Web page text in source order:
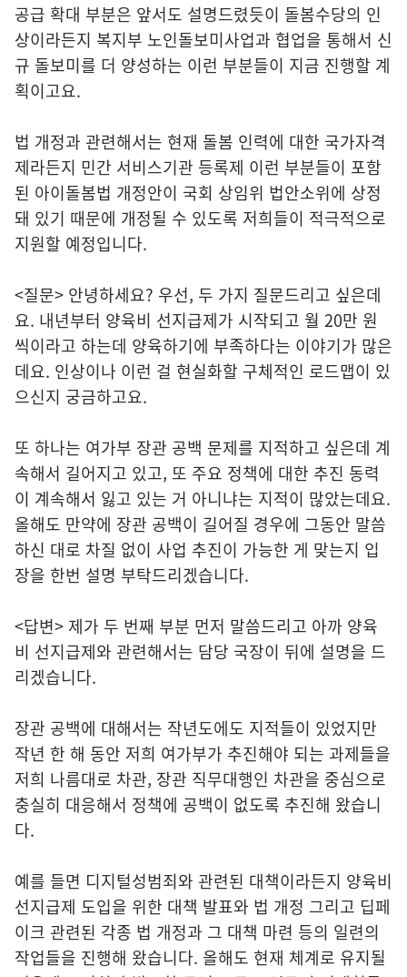
공급 확대 부분은 앞서도 설명드렸듯이 돌봄수당의 인
상이라든지 복지부 노인돌보미사업과 협업을 통해서 신
규 돌보미를 더 양성하는 이런 부분들이 지금 진행할 계
획이고요.
법 개정과 관련해서는 현재 돌봄 인력에 대한 국가자격
제라든지 민간 서비스기관 등록제 이런 부분들이 포함
된 아이돌봄법 개정안이 국회 상임위 법안소위에 상정
돼 있기 때문에 개정될 수 있도록 저희들이 적극적으로
지원할 예정입니다.
<질문> 안녕하세요? 우선, 두 가지 질문드리고 싶은데
요. 내년부터 양육비 선지급제가 시작되고 월 20만 원
씩이라고 하는데 양육하기에 부족하다는 이야기가 많은
데요. 인상이나 이런 걸 현실화할 구체적인 로드맵이 있
으신지 궁금하고요.
또 하나는 여가부 장관 공백 문제를 지적하고 싶은데 계
속해서 길어지고 있고, 또 주요 정책에 대한 추진 동력
이 계속해서 잃고 있는 거 아니냐는 지적이 많았는데요.
올해도 만약에 장관 공백이 길어질 경우에 그동안 말씀
하신 대로 차질 없이 사업 추진이 가능한 게 맞는지 입
장을 한번 설명 부탁드리겠습니다.
<답변> 제가 두 번째 부분 먼저 말씀드리고 아까 양육
비 선지급제와 관련해서는 담당 국장이 뒤에 설명을 드
리겠습니다.
장관 공백에 대해서는 작년도에도 지적들이 있었지만
작년 한 해 동안 저희 여가부가 추진해야 되는 과제들을
저희 나름대로 차관, 장관 직무대행인 차관을 중심으로
충실히 대응해서 정책에 공백이 없도록 추진해 왔습니
다.
예를 들면 디지털성범죄와 관련된 대책이라든지 양육비
선지급제 도입을 위한 대책 발표와 법 개정 그리고 딥페
이크 관련된 각종 법 개정과 그 대책 마련 등의 일련의
작업들을 진행해 왔습니다. 올해도 현재 체계로 유지될